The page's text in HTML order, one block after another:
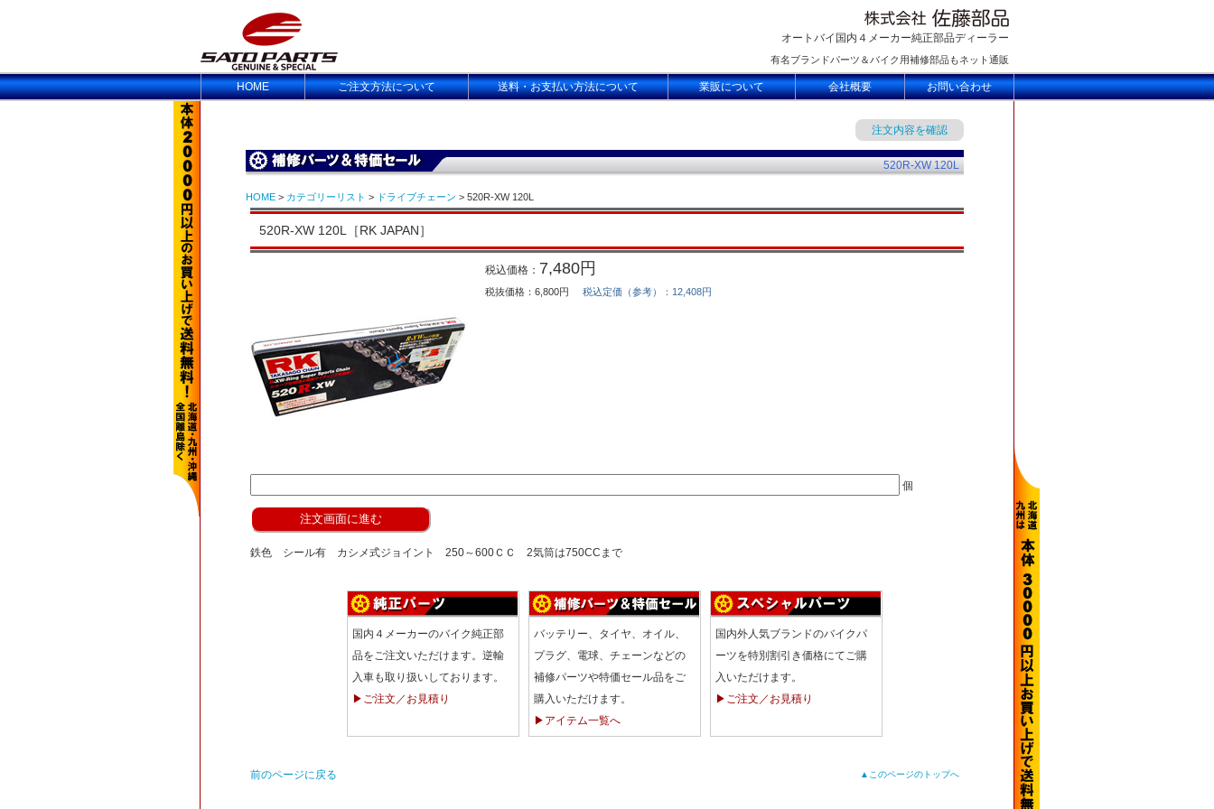
オートバイ国内４メーカー純正部品ディーラー
有名ブランドパーツ＆バイク用補修部品もネット通販
HOME ご注文方法について 送料・お支払い方法について 業販について 会社概要 お問い合わせ
注文内容を確認
520R-XW 120L
HOME > カテゴリーリスト > ドライブチェーン > 520R-XW 120L
520R-XW 120L［RK JAPAN］
税込価格： 7,480円
税抜価格：6,800円 税込定価（参考）：12,408円
個
鉄色 シール有 カシメ式ジョイント 250～600ＣＣ 2気筒は750CCまで
国内４メーカーのバイク純正部
品をご注文いただけます。逆輸
入車も取り扱いしております。
▶ご注文／お見積り
バッテリー、タイヤ、オイル、
プラグ、電球、チェーンなどの
補修パーツや特価セール品をご
購入いただけます。
▶アイテム一覧へ
国内外人気ブランドのバイクパ
ーツを特別割引き価格にてご購
入いただけます。
▶ご注文／お見積り
前のページに戻る ▲このページのトップへ